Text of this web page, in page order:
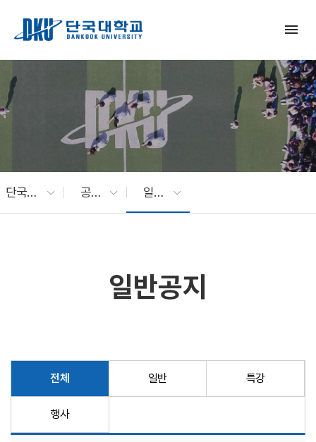
menu
단국대 소식 공지사항 일반공지
일반공지
전체 일반 특강
행사